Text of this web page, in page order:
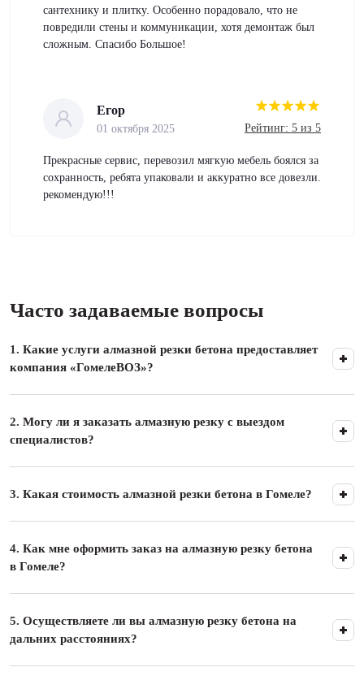
сантехнику и плитку. Особенно порадовало, что не
повредили стены и коммуникации, хотя демонтаж был
сложным. Спасибо Большое!
Егор
01 октября 2025 Рейтинг: 5 из 5
Прекрасные сервис, перевозил мягкую мебель боялся за
сохранность, ребята упаковали и аккуратно все довезли.
рекомендую!!!
Часто задаваемые вопросы
1. Какие услуги алмазной резки бетона предоставляет
компания «ГомелеВОЗ»?
2. Могу ли я заказать алмазную резку с выездом
специалистов?
3. Какая стоимость алмазной резки бетона в Гомеле?
4. Как мне оформить заказ на алмазную резку бетона
в Гомеле?
5. Осуществляете ли вы алмазную резку бетона на
дальних расстояниях?